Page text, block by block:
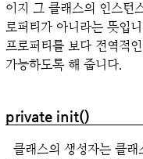
이지 그 클래스의 인스턴
로퍼티가 아니라는 뜻입
프로퍼티를 보다 전역적
가능하도록 해 줍니다.
private init()
클래스의 생성자는 클래